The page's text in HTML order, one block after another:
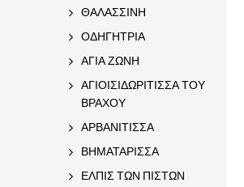
ΘΑΛΑΣΣΙΝΗ
ΟΔΗΓΗΤΡΙΑ
ΑΓΙΑ ΖΩΝΗ
ΑΓΙΟΙΣΙΔΩΡΙΤΙΣΣΑ ΤΟΥ
ΒΡΑΧΟΥ
ΑΡΒΑΝΙΤΙΣΣΑ
ΒΗΜΑΤΑΡΙΣΣΑ
ΕΛΠΙΣ ΤΩΝ ΠΙΣΤΩΝ